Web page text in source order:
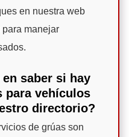
en nuestra web
manejar
saber si hay
para vehículos
directorio?
de grúas son